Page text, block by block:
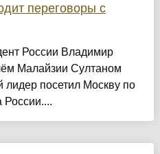
переговоры с
России Владимир
Малайзии Султаном
посетил Москву по
России....